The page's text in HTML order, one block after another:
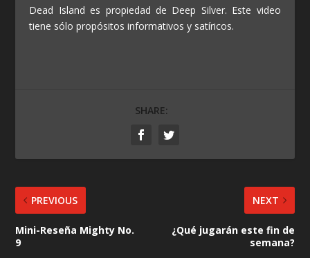
Dead Island es propiedad de Deep Silver. Este video
tiene sólo propósitos informativos y satíricos.
SHARE:
PREVIOUS
Mini-Reseña Mighty No.
9
NEXT
¿Qué jugarán este fin de
semana?